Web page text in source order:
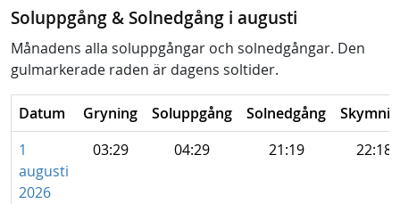
Soluppgång & Solnedgång i augusti
Månadens alla soluppgångar och solnedgångar. Den
gulmarkerade raden är dagens soltider.
Datum Gryning Soluppgång Solnedgång
1
augusti
2026
03:29 04:29 21:19 22:18